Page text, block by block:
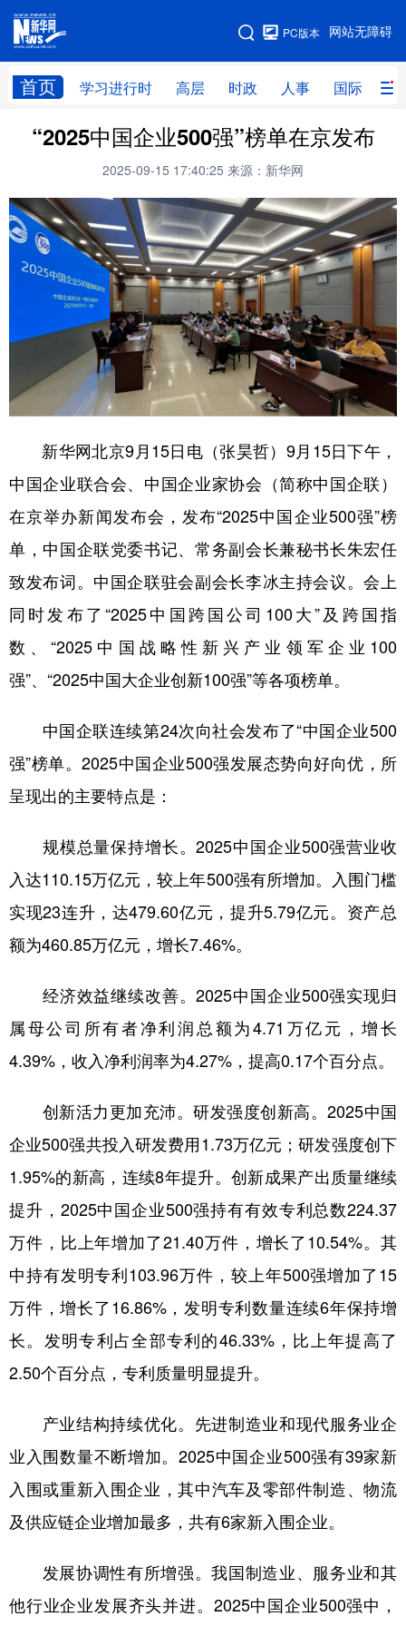
网站无障碍
PC版本
首页 学习进行时 高层 时政 人事 国际 财
网站地图
学习进行时 高层 时政 人事
财经 网评
台湾 思客智库 全球连线 教育
科技 科创 量子 体育
书画 健康 军事
访谈 视频 图片 政务
法律 中央文件 金融 汽车
食品 人居 信息化 数字经济
学术中国 银龄 溯源中国
城市 旅游 能源 会展
彩票 娱乐 时尚 悦读
公益 一带一路 亚太网 上市公司
文化产业
辽宁 吉林 上海 江苏
广东 广西 海南 重庆
贵州 云南 西藏
多语种频道
Русский язык 日本語 한국어
Deutsch Português
“2025中国企业500强”榜单在京发布
2025-09-15 17:40:25 来源：新华网
新华网北京9月15日电（张昊哲）9月15日下午，
中国企业联合会、中国企业家协会（简称中国企联）
在京举办新闻发布会，发布“2025中国企业500强”榜
单，中国企联党委书记、常务副会长兼秘书长朱宏任
致发布词。中国企联驻会副会长李冰主持会议。会上
同时发布了“2025中国跨国公司100大”及跨国指
数、“2025中国战略性新兴产业领军企业100
强”、“2025中国大企业创新100强”等各项榜单。
中国企联连续第24次向社会发布了“中国企业500
强”榜单。2025中国企业500强发展态势向好向优，所
呈现出的主要特点是：
规模总量保持增长。2025中国企业500强营业收
入达110.15万亿元，较上年500强有所增加。入围门槛
实现23连升，达479.60亿元，提升5.79亿元。资产总
额为460.85万亿元，增长7.46%。
经济效益继续改善。2025中国企业500强实现归
属母公司所有者净利润总额为4.71万亿元，增长
4.39%，收入净利润率为4.27%，提高0.17个百分点。
创新活力更加充沛。研发强度创新高。2025中国
企业500强共投入研发费用1.73万亿元；研发强度创下
1.95%的新高，连续8年提升。创新成果产出质量继续
提升，2025中国企业500强持有有效专利总数224.37
万件，比上年增加了21.40万件，增长了10.54%。其
中持有发明专利103.96万件，较上年500强增加了15
万件，增长了16.86%，发明专利数量连续6年保持增
长。发明专利占全部专利的46.33%，比上年提高了
2.50个百分点，专利质量明显提升。
产业结构持续优化。先进制造业和现代服务业企
业入围数量不断增加。2025中国企业500强有39家新
入围或重新入围企业，其中汽车及零部件制造、物流
及供应链企业增加最多，共有6家新入围企业。
发展协调性有所增强。我国制造业、服务业和其
他行业企业发展齐头并进。2025中国企业500强中，